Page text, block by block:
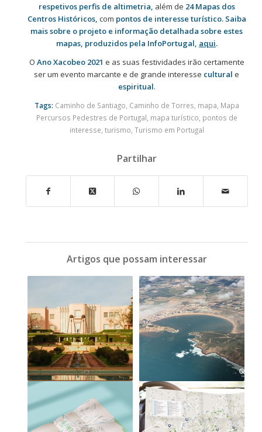
respetivos perfis de altimetria, além de 24 Mapas dos
Centros Históricos, com pontos de interesse turístico. Saiba
mais sobre o projeto e informação detalhada sobre estes
mapas, produzidos pela InfoPortugal, aqui.
O Ano Xacobeo 2021 e as suas festividades irão certamente
ser um evento marcante e de grande interesse cultural e
espiritual.
Tags: Caminho de Santiago Caminho de Torres mapa Mapa
Percursos Pedestres de Portugal mapa turístico pontos de
interesse turismo Turismo em Portugal
Partilhar
Artigos que possam interessar